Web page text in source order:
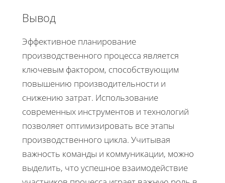
Вывод
Эффективное планирование
производственного процесса является
ключевым фактором, способствующим
повышению производительности и
снижению затрат. Использование
современных инструментов и технологий
позволяет оптимизировать все этапы
производственного цикла. Учитывая
важность команды и коммуникации, можно
выделить, что успешное взаимодействие